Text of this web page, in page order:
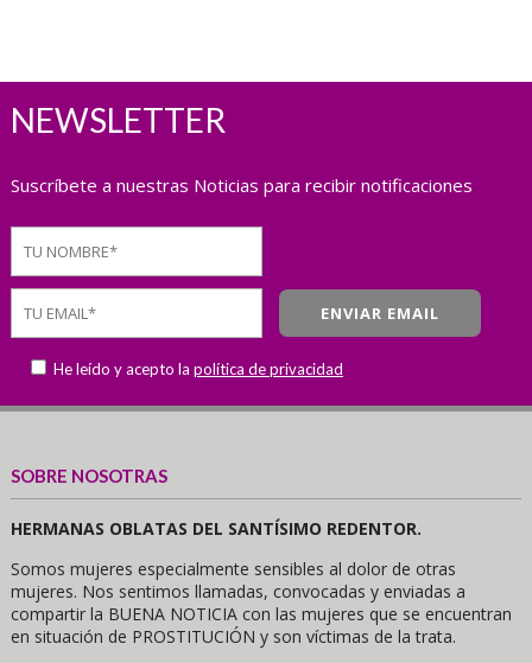
NEWSLETTER
Suscríbete a nuestras Noticias para recibir notificaciones
He leído y acepto la política de privacidad
SOBRE NOSOTRAS
HERMANAS OBLATAS DEL SANTÍSIMO REDENTOR.
Somos mujeres especialmente sensibles al dolor de otras
mujeres. Nos sentimos llamadas, convocadas y enviadas a
compartir la BUENA NOTICIA con las mujeres que se encuentran
en situación de PROSTITUCIÓN y son víctimas de la trata.